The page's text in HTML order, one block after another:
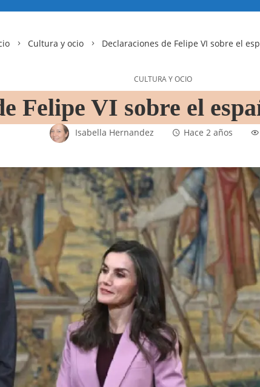
Cultura y ocio Declaraciones de Felipe VI sobre el
CULTURA Y OCIO
Felipe VI sobre el
Isabella Hernandez Hace 2 años